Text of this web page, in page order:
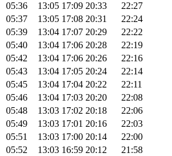
05:36 13:05 17:09 20:33
22:27
05:37 13:05 17:08 20:31
22:24
05:39 13:04 17:07 20:29
22:22
05:40 13:04 17:06 20:28
22:19
05:42 13:04 17:06 20:26
22:16
05:43 13:04 17:05 20:24
22:14
05:45 13:04 17:04 20:22
22:11
05:46 13:04 17:03 20:20
22:08
05:48 13:03 17:02 20:18
22:06
05:49 13:03 17:01 20:16
22:03
05:51 13:03 17:00 20:14
22:00
05:52 13:03 16:59 20:12
21:58